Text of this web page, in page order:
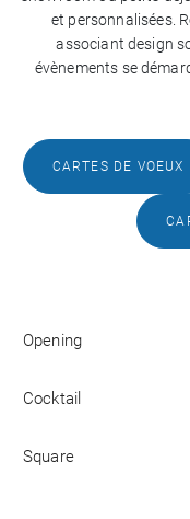
Décès
Vœux
et personnalisées.
associant design
évènements se
CARTES DE VOEUX
Opening
Cocktail
Square
Avec
verso
photo